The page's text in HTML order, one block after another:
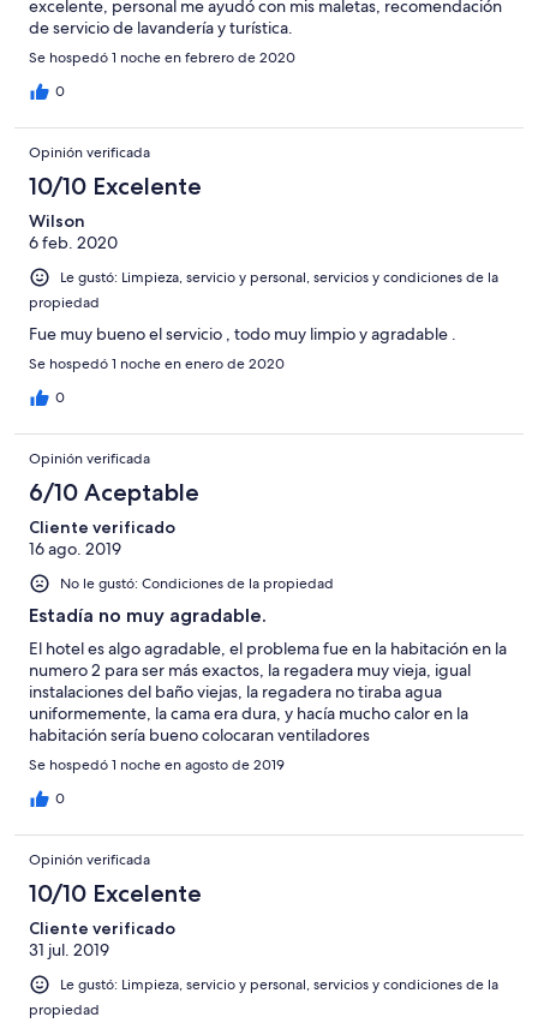
excelente, personal me ayudó con mis maletas, recomendación
de servicio de lavandería y turística.
Se hospedó 1 noche en febrero de 2020
0
Opinión verificada
10/10 Excelente
Wilson
6 feb. 2020
Le gustó: Limpieza, servicio y personal, servicios y condiciones de la
propiedad
Fue muy bueno el servicio , todo muy limpio y agradable .
Se hospedó 1 noche en enero de 2020
0
Opinión verificada
6/10 Aceptable
Cliente verificado
16 ago. 2019
No le gustó: Condiciones de la propiedad
Estadía no muy agradable.
El hotel es algo agradable, el problema fue en la habitación en la
numero 2 para ser más exactos, la regadera muy vieja, igual
instalaciones del baño viejas, la regadera no tiraba agua
uniformemente, la cama era dura, y hacía mucho calor en la
habitación sería bueno colocaran ventiladores
Se hospedó 1 noche en agosto de 2019
0
Opinión verificada
10/10 Excelente
Cliente verificado
31 jul. 2019
Le gustó: Limpieza, servicio y personal, servicios y condiciones de la
propiedad